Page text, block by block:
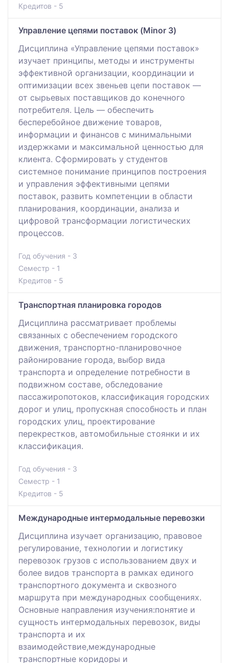
Кредитов - 5
Управление цепями поставок (Minor 3)
Дисциплина «Управление цепями поставок»
изучает принципы, методы и инструменты
эффективной организации, координации и
оптимизации всех звеньев цепи поставок —
от сырьевых поставщиков до конечного
потребителя. Цель — обеспечить
бесперебойное движение товаров,
информации и финансов с минимальными
издержками и максимальной ценностью для
клиента. Сформировать у студентов
системное понимание принципов построения
и управления эффективными цепями
поставок, развить компетенции в области
планирования, координации, анализа и
цифровой трансформации логистических
процессов.
Год обучения - 3
Семестр - 1
Кредитов - 5
Транспортная планировка городов
Дисциплина рассматривает проблемы
связанных с обеспечением городского
движения, транспортно-планировочное
районирование города, выбор вида
транспорта и определение потребности в
подвижном составе, обследование
пассажиропотоков, классификация городских
дорог и улиц, пропускная способность и план
городских улиц, проектирование
перекрестков, автомобильные стоянки и их
классификация.
Год обучения - 3
Семестр - 1
Кредитов - 5
Международные интермодальные перевозки
Дисциплина изучает организацию, правовое
регулирование, технологии и логистику
перевозок грузов с использованием двух и
более видов транспорта в рамках единого
транспортного документа и сквозного
маршрута при международных сообщениях.
Основные направления изучения:понятие и
сущность интермодальных перевозок, виды
транспорта и их
взаимодействие,международные
транспортные коридоры и